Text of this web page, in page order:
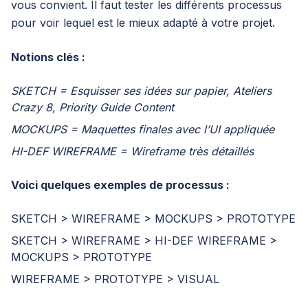
vous convient. Il faut tester les différents processus
pour voir lequel est le mieux adapté à votre projet.
Notions clés :
SKETCH = Esquisser ses idées sur papier, Ateliers
Crazy 8, Priority Guide Content
MOCKUPS = Maquettes finales avec l’UI appliquée
HI-DEF WIREFRAME = Wireframe très détaillés
Voici quelques exemples de processus :
SKETCH > WIREFRAME > MOCKUPS > PROTOTYPE
SKETCH > WIREFRAME > HI-DEF WIREFRAME >
MOCKUPS > PROTOTYPE
WIREFRAME > PROTOTYPE > VISUAL